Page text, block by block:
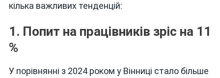
кілька важливих тенденцій:
1. Попит на працівників зріс на 11
%
У порівнянні з 2024 роком у Вінниці стало більше